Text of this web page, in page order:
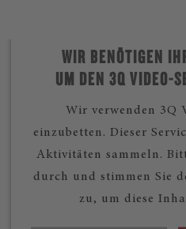
WIR BENÖTIGEN
UM DEN 3Q VIDEO-
Wir verwenden 3Q
einzubetten. Dieser
Aktivitäten sammeln.
durch und stimmen Sie
zu, um diese